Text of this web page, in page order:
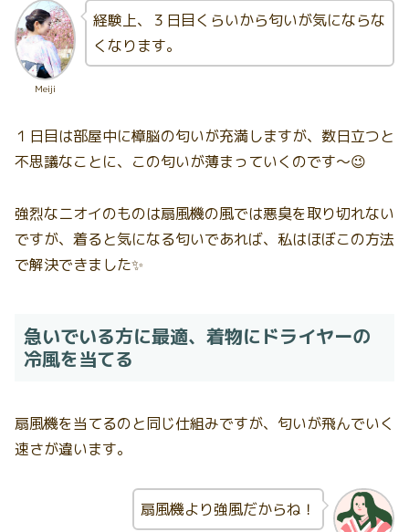
Meiji
経験上、３日目くらいから匂いが気にならな
くなります。
１日目は部屋中に樟脳の匂いが充満しますが、数日立つと
不思議なことに、この匂いが薄まっていくのです〜😉
強烈なニオイのものは扇風機の風では悪臭を取り切れない
ですが、着ると気になる匂いであれば、私はほぼこの方法
で解決できました✨
急いでいる方に最適、着物にドライヤーの
冷風を当てる
扇風機を当てるのと同じ仕組みですが、匂いが飛んでいく
速さが違います。
扇風機より強風だからね！